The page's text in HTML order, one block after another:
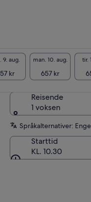
9. aug.
kr
man. 10. aug.
657 kr
tir.
Reisende
1 voksen
Språkalternativer:
Starttid
KL. 10.30